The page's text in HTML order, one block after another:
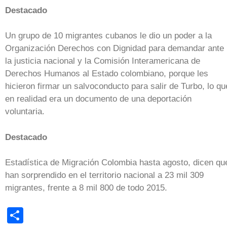
Destacado
Un grupo de 10 migrantes cubanos le dio un poder a la
Organización Derechos con Dignidad para demandar ante
la justicia nacional y la Comisión Interamericana de
Derechos Humanos al Estado colombiano, porque les
hicieron firmar un salvoconducto para salir de Turbo, lo
en realidad era un documento de una deportación
voluntaria.
Destacado
Estadística de Migración Colombia hasta agosto, dicen
han sorprendido en el territorio nacional a 23 mil 309
migrantes, frente a 8 mil 800 de todo 2015.